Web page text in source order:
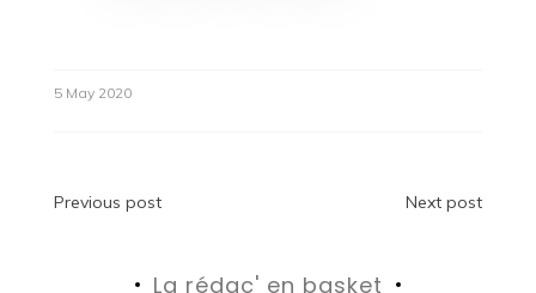
5 May 2020
Post
Previous post Next post
La rédac' en basket